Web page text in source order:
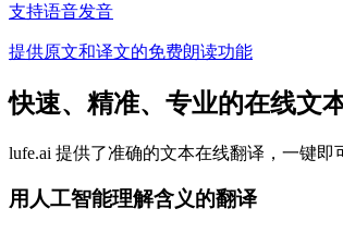
支持语音发音
提供原文和译文的免费朗读功能
快速、精准、专业的在线文
lufe.ai 提供了准确的文本在线翻译，一键即
用人工智能理解含义的翻译